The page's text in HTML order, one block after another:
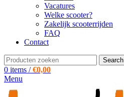
Vacatures
Welke scooter?
Zakelijk scooterrijden
FAQ
Contact
Search
0 items / €0,00
Menu